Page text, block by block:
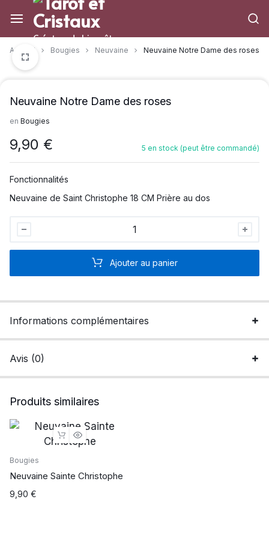
à/au
contenuCréateur de bien-être
Accueil Bougies Neuvaine Neuvaine Notre Dame des roses
Neuvaine Notre Dame des roses
en Bougies
9,90 € 5 en stock (peut être commandé)
Fonctionnalités
Neuvaine de Saint Christophe 18 CM Prière au dos
quantité
Ajouter au panier
Informations complémentaires
Avis (0)
Produits similaires
Bougies
Neuvaine Sainte Christophe
9,90 €